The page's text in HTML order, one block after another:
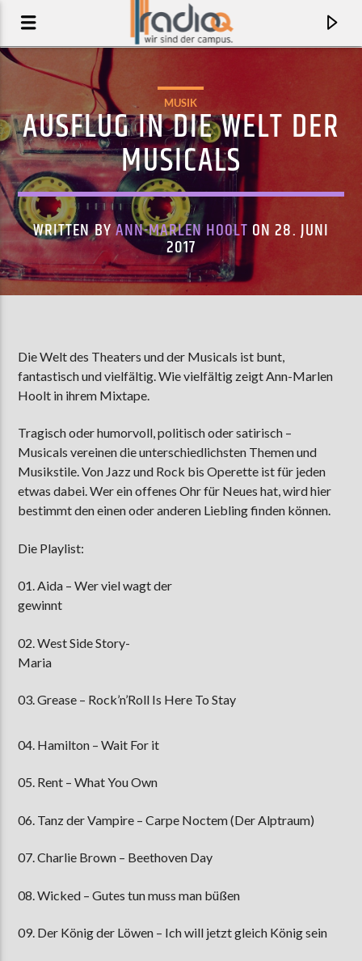
NNAVY, KARUN, MSAKI, HENDRICK SAM
AKTUELLE SENDUNG
MOEBIUS
00:00 18:00
MUSIK
AUSFLUG IN DIE WELT DER
MUSICALS
WRITTEN BYANN-MARLEN HOOLT ON 28. JUNI
2017
Die Welt des Theaters und der Musicals ist bunt,
fantastisch und vielfältig. Wie vielfältig zeigt Ann-Marlen
Hoolt in ihrem Mixtape.
Tragisch oder humorvoll, politisch oder satirisch –
Musicals vereinen die unterschiedlichsten Themen und
Musikstile. Von Jazz und Rock bis Operette ist für jeden
etwas dabei. Wer ein offenes Ohr für Neues hat, wird hier
bestimmt den einen oder anderen Liebling finden können.
Die Playlist:
01. Aida – Wer viel wagt der
gewinnt
02. West Side Story-
Maria
03. Grease – Rock’n’Roll Is Here To Stay
04. Hamilton – Wait For it
05. Rent – What You Own
06. Tanz der Vampire – Carpe Noctem (Der Alptraum)
07. Charlie Brown – Beethoven Day
08. Wicked – Gutes tun muss man büßen
09. Der König der Löwen – Ich will jetzt gleich König sein